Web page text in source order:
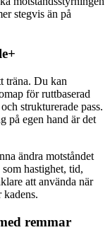
stegvis än på
träna. Du kan
för ruttbaserad
strukturerade pass.
på egen hand är det
ändra motståndet
hastighet, tid,
att använda när
kadens.
remmar